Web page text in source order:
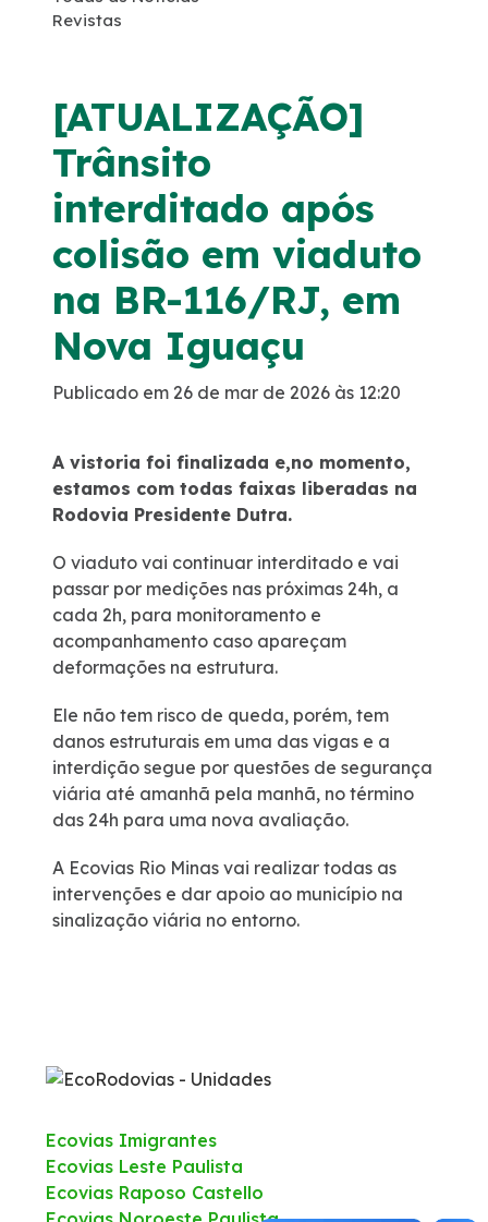
Faixa de domínio
Combate a foco de incêndio
Isenção de Veículos Oficiais
Faixa de Domínio
Links úteis
Estatísticas de Tráfego
Sustentabilidade
Compromisso voluntários ESG
Projetos Socioambientais
Certificações
Compromisso Ambiental
Ouvidoria
Dúvidas
Fornecedores
Revistas
[ATUALIZAÇÃO]
Trânsito
interditado após
colisão em viaduto
na BR-116/RJ, em
Nova Iguaçu
Publicado em 26 de mar de 2026 às 12:20
A vistoria foi finalizada e,no momento,
estamos com todas faixas liberadas na
Rodovia Presidente Dutra.
O viaduto vai continuar interditado e vai
passar por medições nas próximas 24h, a
cada 2h, para monitoramento e
acompanhamento caso apareçam
deformações na estrutura.
Ele não tem risco de queda, porém, tem
danos estruturais em uma das vigas e a
interdição segue por questões de segurança
viária até amanhã pela manhã, no término
das 24h para uma nova avaliação.
A Ecovias Rio Minas vai realizar todas as
intervenções e dar apoio ao município na
sinalização viária no entorno.
Ecovias Imigrantes
Ecovias Leste Paulista
Ecovias Raposo Castello